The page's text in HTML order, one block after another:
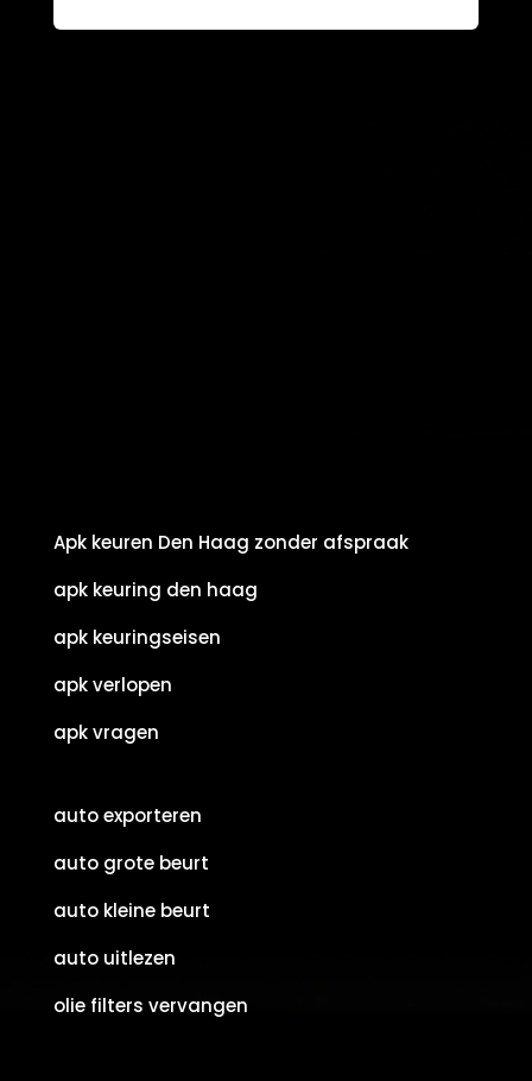
Apk keuren Den Haag zonder afspraak
apk keuring den haag
apk keuringseisen
apk verlopen
apk vragen
auto exporteren
auto grote beurt
auto kleine beurt
auto uitlezen
olie filters vervangen